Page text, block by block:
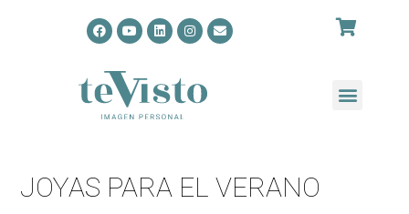
JOYAS PARA EL VERANO